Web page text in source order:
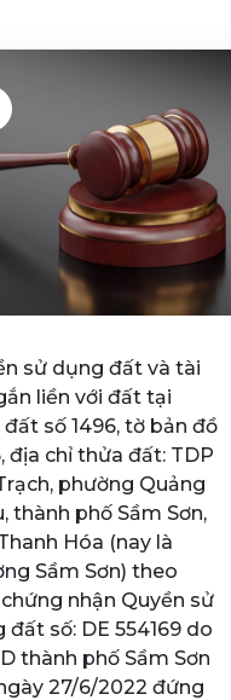
sử dụng đất và tài
liền với đất tại
số 1496, tờ bản đồ
địa chỉ thửa đất: TDP
phường Quảng
thành phố Sầm Sơn,
Hóa (nay là
Sầm Sơn) theo
chứng nhận Quyền sử
đất số: DE 554169 do
thành phố Sầm Sơn
27/6/2022 đứng